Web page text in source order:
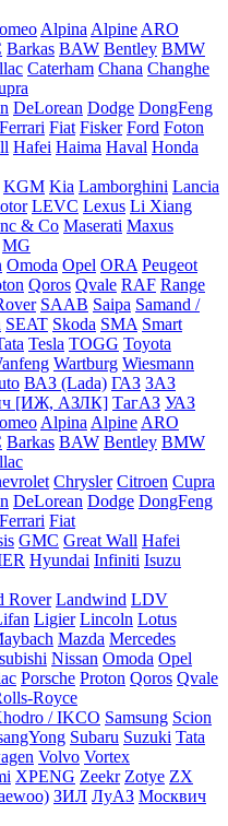
Alpina Alpine ARO
Barkas BAW Bentley BMW
Caterham Chana Changhe
DeLorean Dodge DongFeng
Ferrari Fiat Fisker Ford Foton
Hafei Haima Haval Honda
KGM Kia Lamborghini Lancia
LEVC Lexus Li Xiang
& Co Maserati Maxus
MG
Omoda Opel ORA Peugeot
Qoros Qvale RAF Range
SAAB Saipa Samand /
SEAT Skoda SMA Smart
Tesla TOGG Toyota
Wartburg Wiesmann
ВАЗ (Lada) ГАЗ ЗАЗ
[ИЖ, АЗЛК] ТагАЗ УАЗ
Alpina Alpine ARO
Barkas BAW Bentley BMW
Chrysler Citroen Cupra
DeLorean Dodge DongFeng
Ferrari Fiat
GMC Great Wall Hafei
Hyundai Infiniti Isuzu
Rover Landwind LDV
Ligier Lincoln Lotus
Mazda Mercedes
Nissan Omoda Opel
Porsche Proton Qoros Qvale
Royce
/ IKCO Samsung Scion
Subaru Suzuki Tata
Volvo Vortex
XPENG Zeekr Zotye ZX
ЗИЛ ЛуАЗ Москвич